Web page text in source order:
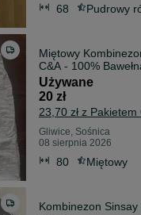
68 Pudrowy
Miętowy
C&A - 100%
Używane
20 zł
23,70 zł z
Gliwice, Sośnica
08 sierpnia 2026
80 Miętowy
Kombinezon